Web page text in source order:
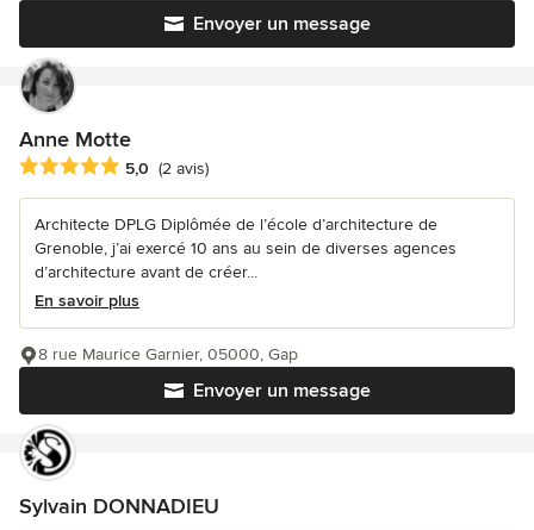
Envoyer un message
Anne Motte
Note moyenne : 5 étoiles sur 5
5,0 (2 avis)
Architecte DPLG Diplômée de l’école d’architecture de
Grenoble, j’ai exercé 10 ans au sein de diverses agences
d’architecture avant de créer...
En savoir plus
Envoyer un message
8 rue Maurice Garnier, 05000, Gap
Sylvain DONNADIEU